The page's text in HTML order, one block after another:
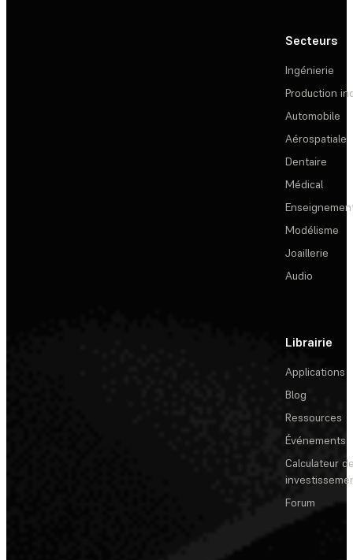
Secteurs
Ingénierie
Production
Automobile
Aérospatiale
Dentaire
Médical
Modélisme
Joaillerie
Audio
Librairie
Applications
Blog
Ressources
Événements
Calculateur
Forum